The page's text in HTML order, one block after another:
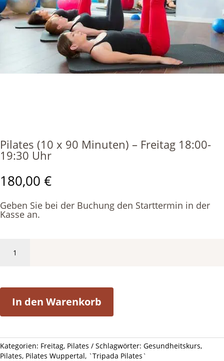
Pilates (10 x 90 Minuten) – Freitag 18:00-
19:30 Uhr
180,00 €
Geben Sie bei der Buchung den Starttermin in der
Kasse an.
Freitag
18:00-
Menge
In den Warenkorb
Kategorien: Freitag, Pilates Schlagwörter: Gesundheitskurs,
Pilates, Pilates Wuppertal, `Tripada Pilates`